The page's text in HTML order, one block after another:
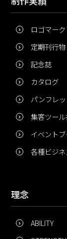
ロゴマーク
定期刊行物
記念誌
カタログ
パンフレッ
集客ツー
イベント
各種ビジ
理念
ABILITY